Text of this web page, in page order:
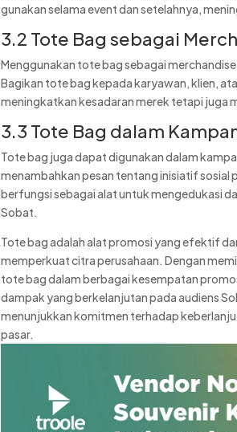
gunakan selama event dan setelahnya,
3.2 Tote Bag sebagai
Menggunakan tote bag sebagai
Bagikan tote bag kepada karyawan, klien,
meningkatkan kesadaran merek tetapi juga
3.3 Tote Bag dalam
Tote bag juga dapat digunakan dalam
menambahkan pesan tentang inisiatif
berfungsi sebagai alat untuk mengedukasi
Sobat.
Tote bag adalah alat promosi yang efektif
memperkuat citra perusahaan. Dengan
tote bag dalam berbagai kesempatan
dampak yang berkelanjutan pada audiens
menunjukkan komitmen terhadap
pasar.